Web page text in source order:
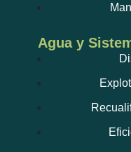
Agua y